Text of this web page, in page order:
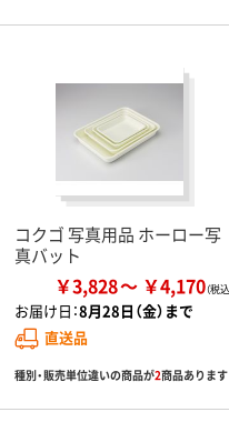
コクゴ 写真用品 ホーロー写
真バット
￥3,828 ￥4,170
お届け日：8月28日（金）まで
直送品
種別・販売単位違いの商品が2商品あります